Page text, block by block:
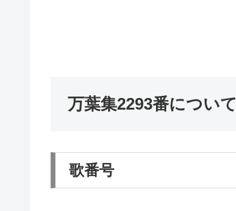
万葉集2293番について
歌番号